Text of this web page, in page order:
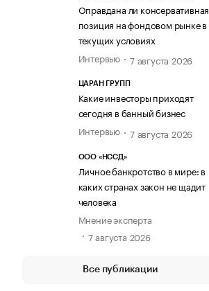
Оправдана ли консервативная
позиция на фондовом рынке в
текущих условиях
Интервью
7 августа 2026
ЦАРАН ГРУПП
Какие инвесторы приходят
сегодня в банный бизнес
Интервью
7 августа 2026
ООО «НССД»
Личное банкротство в мире: в
каких странах закон не щадит
человека
Мнение эксперта
7 августа 2026
Все публикации